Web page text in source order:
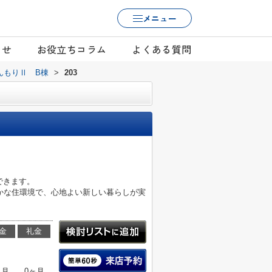
メニュー
お役立ちコラム よくある質問
もりⅡ B棟 > 203
ます。
住環境で、心地よい新しい暮らしが実
礼金